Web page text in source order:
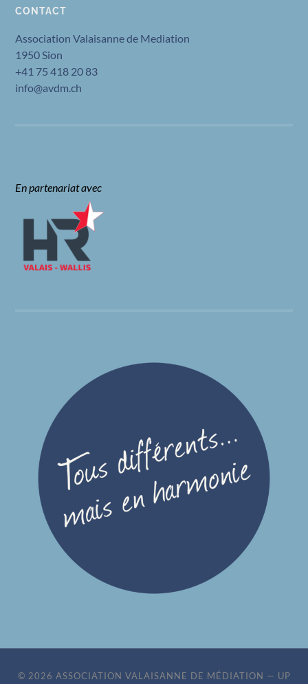
CONTACT
Association Valaisanne de Mediation
1950 Sion
+41 75 418 20 83
info@avdm.ch
En partenariat avec
© 2026 ASSOCIATION VALAISANNE DE MÉDIATION — UP